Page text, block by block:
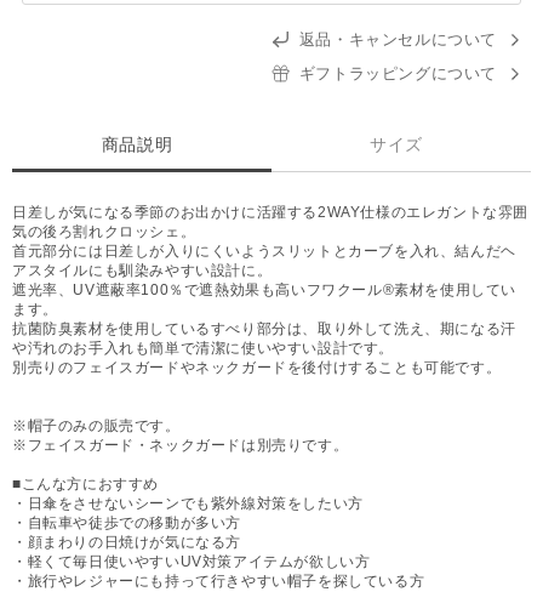
返品・キャンセルについて
ギフトラッピングについて
商品説明 サイズ
日差しが気になる季節のお出かけに活躍する2WAY仕様のエレガントな雰囲
気の後ろ割れクロッシェ。
首元部分には日差しが入りにくいようスリットとカーブを入れ、結んだヘ
アスタイルにも馴染みやすい設計に。
遮光率、UV遮蔽率100％で遮熱効果も高いフワクール®素材を使用してい
ます。
抗菌防臭素材を使用しているすべり部分は、取り外して洗え、期になる汗
や汚れのお手入れも簡単で清潔に使いやすい設計です。
別売りのフェイスガードやネックガードを後付けすることも可能です。
※帽子のみの販売です。
※フェイスガード・ネックガードは別売りです。
■こんな方におすすめ
・日傘をさせないシーンでも紫外線対策をしたい方
・自転車や徒歩での移動が多い方
・顔まわりの日焼けが気になる方
・軽くて毎日使いやすいUV対策アイテムが欲しい方
・旅行やレジャーにも持って行きやすい帽子を探している方